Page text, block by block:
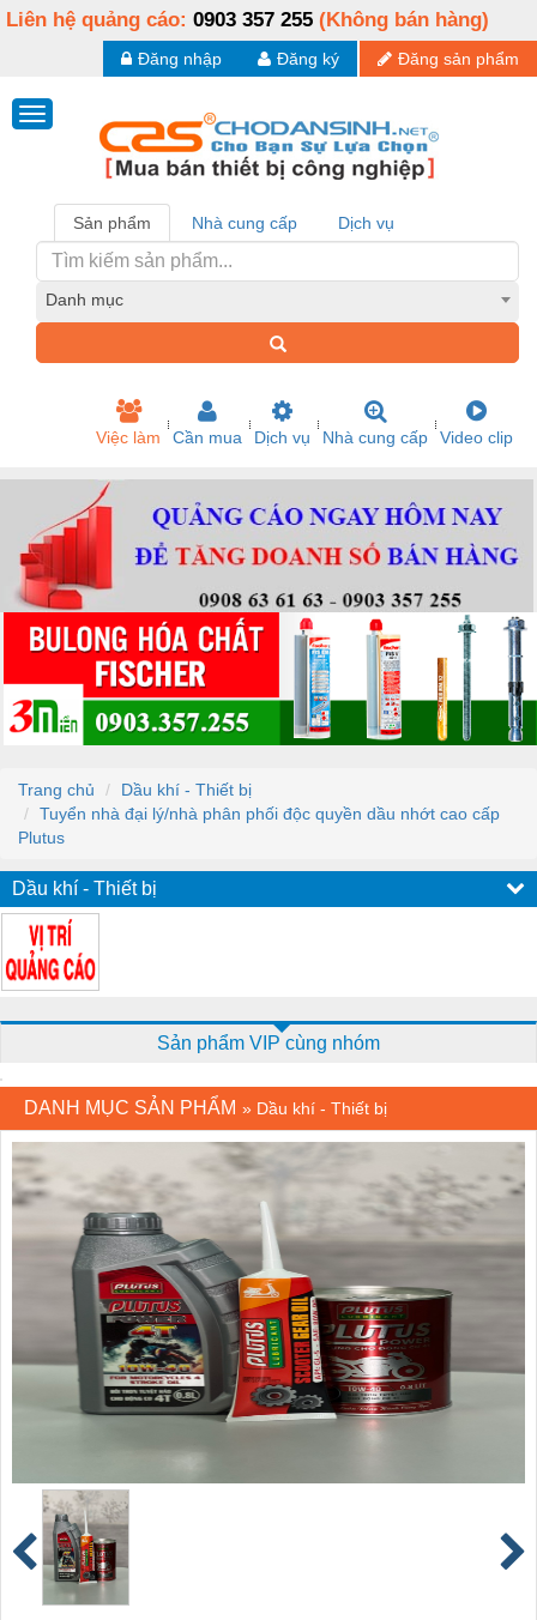
Liên hệ quảng cáo: 0903 357 255 (Không bán hàng)
Đăng sản phẩm
Đăng ký
Đăng nhập
Sản phẩm Nhà cung cấp Dịch vụ
Danh mục
Việc làm Cần mua Dịch vụ Nhà cung cấp Video clip
Trang chủ
Dầu khí - Thiết bị
Tuyển nhà đại lý/nhà phân phối độc quyền dầu nhớt cao cấp
Plutus
Dầu khí - Thiết bị
Sản phẩm VIP cùng nhóm
DANH MỤC SẢN PHẨM » Dầu khí - Thiết bị